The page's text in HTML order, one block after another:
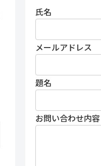
氏名
メールアドレス
題名
お問い合わせ内容